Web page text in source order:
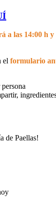
a las 14:00 h y
el formulario
de Paellas!